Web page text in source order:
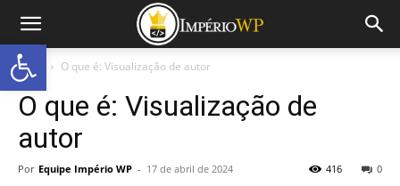
Início O que é: Visualização de autor
O que é: Visualização de
autor
Por Equipe Império WP - 17 de abril de 2024 0
416
Abrir a barra de ferramentas